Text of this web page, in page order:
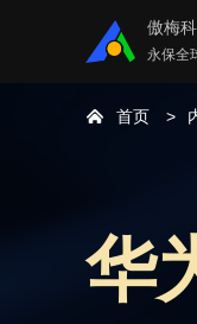
傲梅
永保全
首页
华